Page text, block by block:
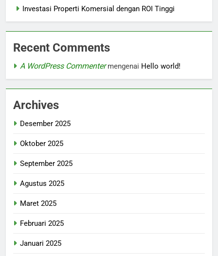
Investasi Properti Komersial dengan ROI Tinggi
Recent Comments
A WordPress Commentermengenai Hello world!
Archives
Desember 2025
Oktober 2025
September 2025
Agustus 2025
Maret 2025
Februari 2025
Januari 2025